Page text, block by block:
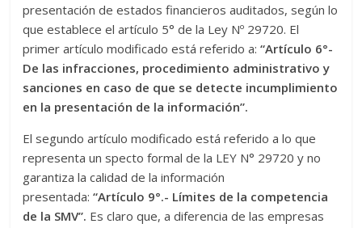
presentación de estados financieros auditados, según lo
que establece el artículo 5° de la Ley Nº 29720. El
primer artículo modificado está referido a:“Artículo 6°-
De las infracciones, procedimiento administrativo y
sanciones en caso de que se detecte incumplimiento
en la presentación de la información”.
El segundo artículo modificado está referido a lo que
representa un specto formal de la LEY N° 29720 y no
garantiza la calidad de la información
presentada:“Artículo 9°.- Límites de la competencia
de la SMV”. Es claro que, a diferencia de las empresas